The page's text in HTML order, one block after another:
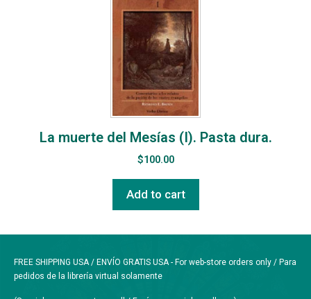
La muerte del Mesías (I). Pasta dura.
$100.00
Add to cart
FREE SHIPPING USA / ENVÍO GRATIS USA - For web-store orders only / Para
pedidos de la librería virtual solamente